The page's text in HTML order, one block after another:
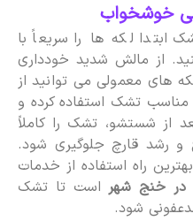
خوشخواب
لکه ها را سریعاً با
از مالش شدید خودداری
های معمولی می توانید از
تشک استفاده کرده و
از شستشو، تشک را کاملاً
رشد قارچ جلوگیری شود.
راه استفاده از خدمات
خنج شهراست تا تشک
شود.